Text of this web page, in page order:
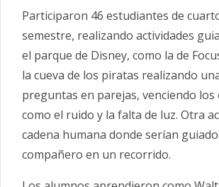
Participaron 46 estudiantes de
semestre, realizando actividades
el parque de Disney, como la de
la cueva de los piratas realizando
preguntas en parejas, venciendo los
como el ruido y la falta de luz. Otra
cadena humana donde serían
compañero en un recorrido.